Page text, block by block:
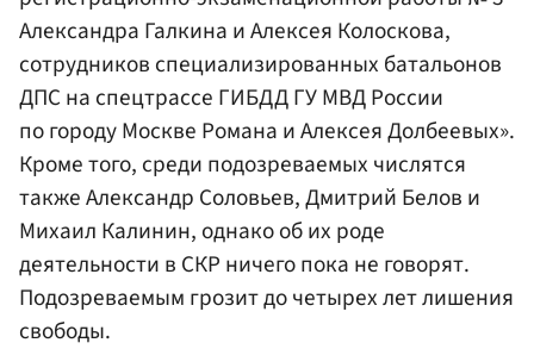
Александра Галкина и Алексея Колоскова,
сотрудников специализированных батальонов
ДПС на спецтрассе ГИБДД ГУ МВД России
по городу Москве Романа и Алексея Долбеевых».
Кроме того, среди подозреваемых числятся
такжеАлександр Соловьев, Дмитрий Белов и
Михаил Калинин, однако об их роде
деятельности в СКР ничего пока не говорят.
Подозреваемым грозит до четырех лет лишения
свободы.